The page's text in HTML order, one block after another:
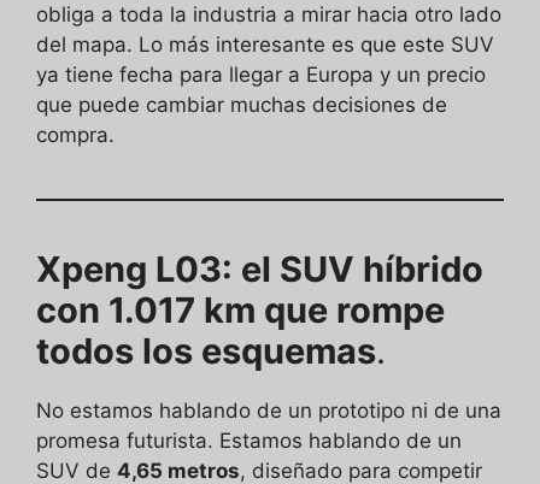
obliga a toda la industria a mirar hacia otro lado
del mapa. Lo más interesante es que este SUV
ya tiene fecha para llegar a Europa y un precio
que puede cambiar muchas decisiones de
compra.
Xpeng L03: el SUV híbrido
con 1.017 km que rompe
todos los esquemas.
No estamos hablando de un prototipo ni de una
promesa futurista. Estamos hablando de un
SUV de 4,65 metros, diseñado para competir